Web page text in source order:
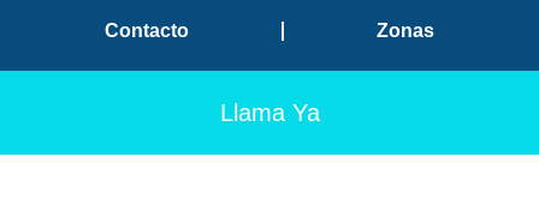
Contacto Zonas
Llama Ya